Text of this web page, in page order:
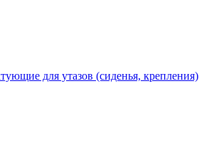
для утазов (сиденья, крепления)